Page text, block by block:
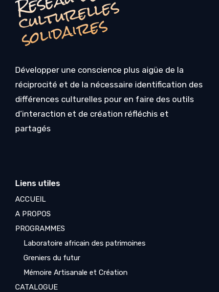
R
s
s
Développer une conscience plus aigüe de la
réciprocité et de la nécessaire identification des
différences culturelles pour en faire des outils
d’interaction et de création réfléchis et
partagés
Liens utiles
ACCUEIL
A PROPOS
PROGRAMMES
Laboratoire africain des patrimoines
Greniers du futur
Mémoire Artisanale et Création
CATALOGUE